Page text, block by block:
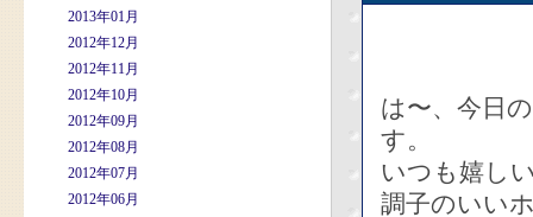
2013年01月
2012年12月
2012年11月
2012年10月
2012年09月
2012年08月
2012年07月
2012年06月
は〜、今日
す。
いつも嬉し
調子のいい